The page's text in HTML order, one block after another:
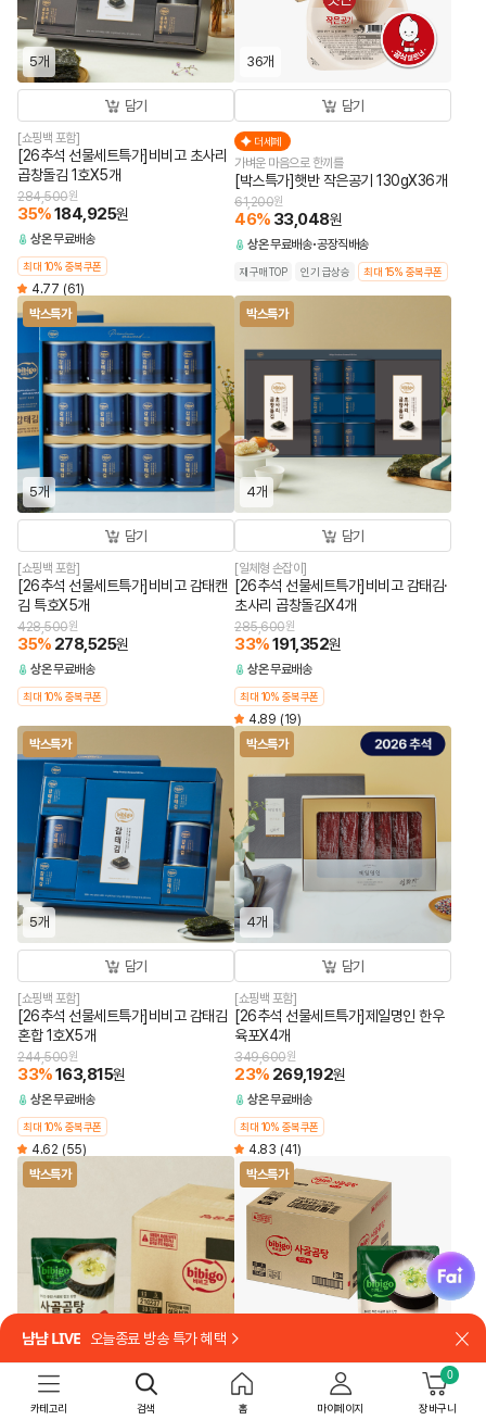
5개
담기
[쇼핑백 포함]
[26추석 선물세트특가]비비고 초사리
곱창돌김 1호X5개
284,500원
35%184,925원
상온무료배송
최대 10% 중복쿠폰
4.77 (61)
36개
담기
더세페
가벼운 마음으로 한끼를
[박스특가]햇반 작은공기 130gX36개
61,200원
46% 33,048원
상온무료배송 공장직배송
재구매TOP 인기 급상승 최대 15% 중복쿠폰
박스특가
5개
담기
[쇼핑백 포함]
[26추석 선물세트특가]비비고 감태캔
김 특호X5개
428,500원
35% 278,525원
상온무료배송
최대 10% 중복쿠폰
박스특가
4개
담기
[일체형 손잡이]
[26추석 선물세트특가]비비고 감태김·
초사리 곱창돌김X4개
285,600원
33%191,352원
상온무료배송
최대 10% 중복쿠폰
4.89 (19)
박스특가
5개
담기
[쇼핑백 포함]
[26추석 선물세트특가]비비고 감태김
혼합 1호X5개
244,500원
33%163,815원
상온무료배송
최대 10% 중복쿠폰
4.62 (55)
박스특가
4개
담기
[쇼핑백 포함]
[26추석 선물세트특가]제일명인 한우
육포X4개
349,600원
23% 269,192원
상온무료배송
최대 10% 중복쿠폰
4.83 (41)
박스특가
담기
박스특가
담기
냠냠 LIVE 오늘종료 방송 특가 혜택
fai
카테고리 검색 홈 마이페이지 장바구니
0